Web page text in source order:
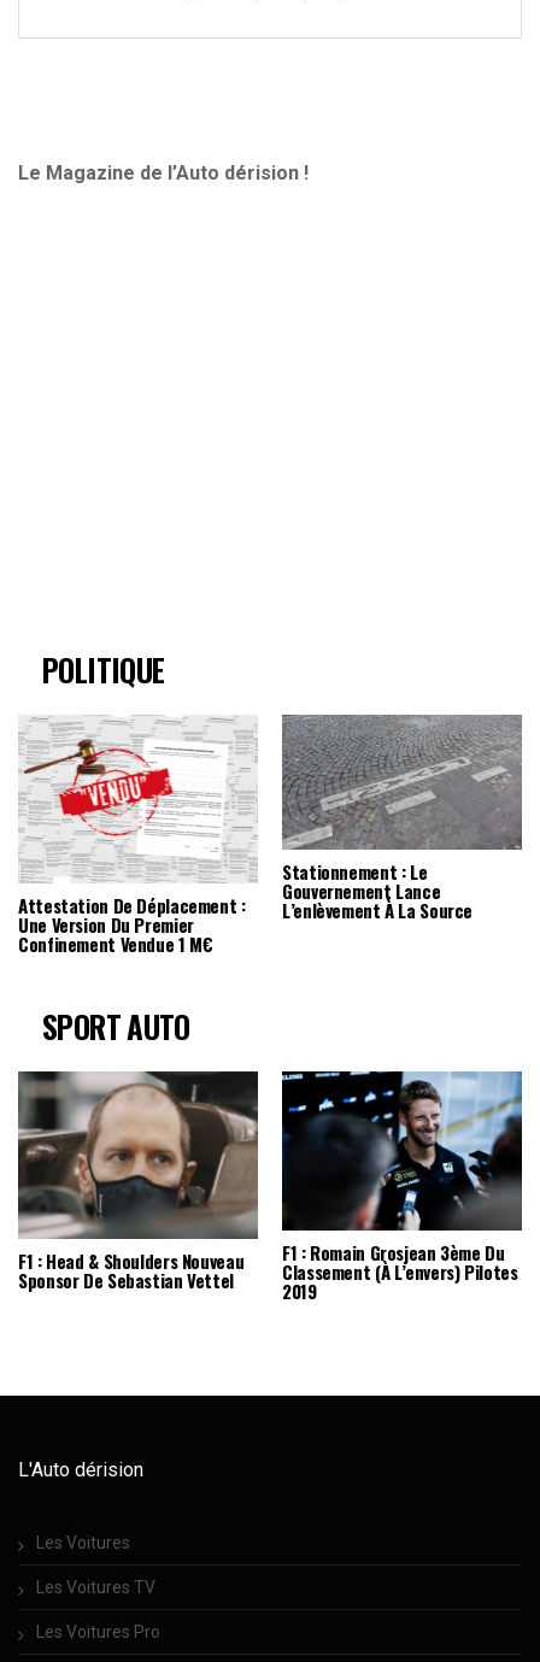
Le Magazine de l’Auto dérision !
POLITIQUE
Attestation De Déplacement :
Une Version Du Premier
Confinement Vendue 1 M€
Stationnement : Le
Gouvernement Lance
L’enlèvement À La Source
SPORT AUTO
F1 : Head & Shoulders Nouveau
Sponsor De Sebastian Vettel
F1 : Romain Grosjean 3ème Du
Classement (à L’envers) Pilotes
2019
L'Auto dérision
Les Voitures
Les Voitures TV
Les Voitures Pro